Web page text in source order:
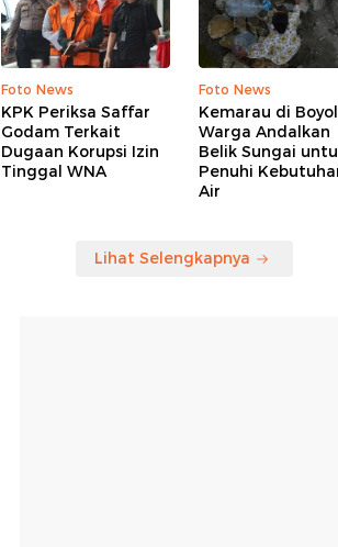
Foto News
KPK Periksa Saffar
Godam Terkait
Dugaan Korupsi Izin
Tinggal WNA
Foto News
Kemarau di
Warga Andalkan
Belik Sungai
Penuhi
Air
Lihat Selengkapnya